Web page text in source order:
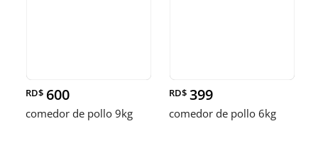
RD$ 600
comedor de pollo 9kg
RD$ 399
comedor de pollo 6kg